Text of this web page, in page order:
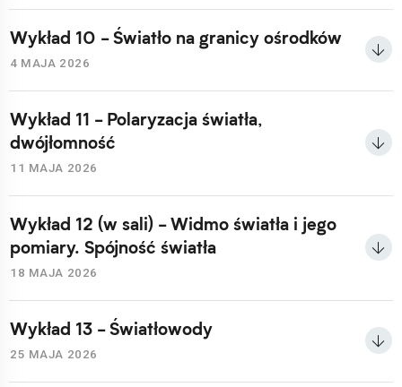
Wykład 10 - Światło na granicy ośrodków
4 MAJA 2026
Wykład 11 - Polaryzacja światła,
dwójłomność
11 MAJA 2026
Wykład 12 (w sali) - Widmo światła i jego
pomiary. Spójność światła
18 MAJA 2026
Wykład 13 - Światłowody
25 MAJA 2026